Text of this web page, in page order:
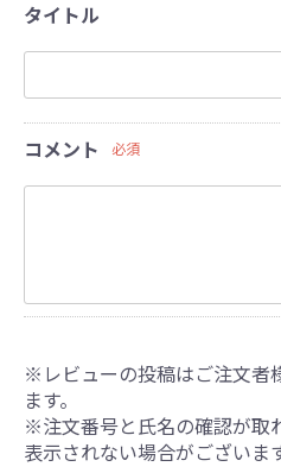
タイトル
コメント 必須
※レビューの投稿はご注文者
ます。
※注文番号と氏名の確認が取
表示されない場合がございま